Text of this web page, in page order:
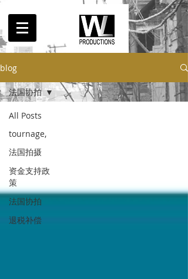
blog
All Posts
tournage,
法国拍摄
资金支持政
策
法国协拍
退税补偿
法国协拍